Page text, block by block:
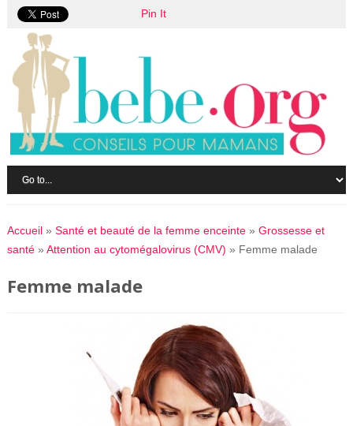
Accueil» Santé et beauté de la femme enceinte» Grossesse et
santé» Attention au cytomégalovirus (CMV) » Femme malade
Femme malade
Pin It